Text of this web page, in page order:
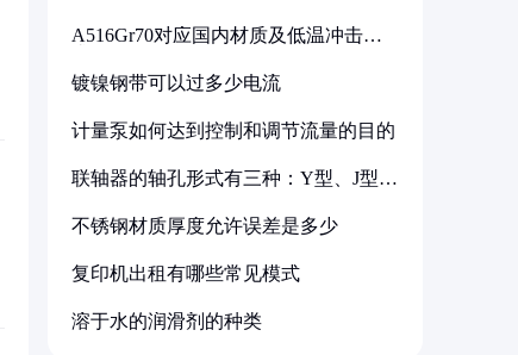
A516Gr70对应国内材质及低温冲击要
镀镍钢带可以过多少电流
计量泵如何达到控制和调节流量的目的
联轴器的轴孔形式有三种：Y型、J型、
不锈钢材质厚度允许误差是多少
复印机出租有哪些常见模式
溶于水的润滑剂的种类